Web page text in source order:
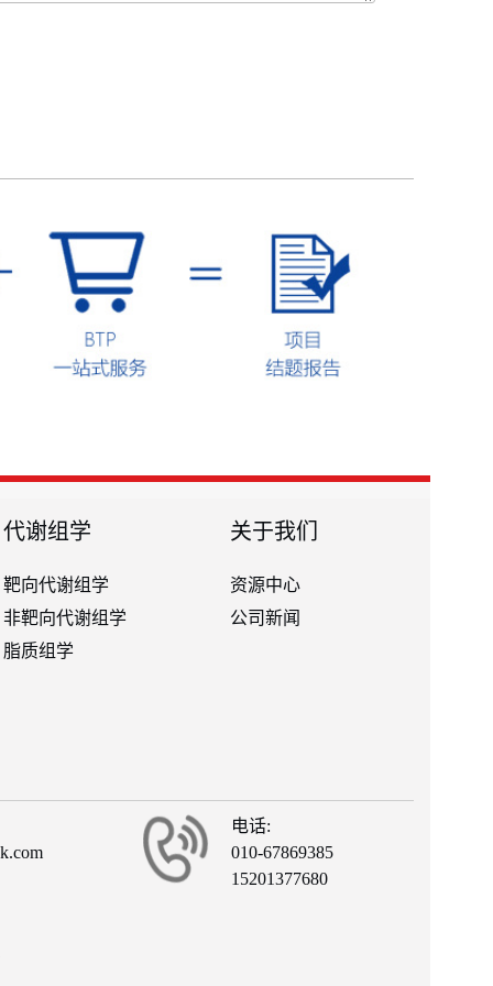
代谢组学
靶向代谢组学
非靶向代谢组学
脂质组学
关于我们
资源中心
公司新闻
电话:
010-67869385
15201377680